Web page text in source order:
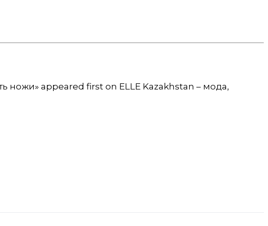
ножи» appeared first on ELLE Kazakhstan – мода,